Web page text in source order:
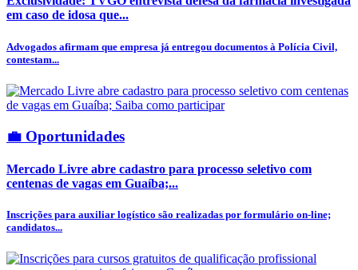
em caso de idosa que...
Advogados afirmam que empresa já entregou documentos à Polícia Civil,
contestam...
💼 Oportunidades
Mercado Livre abre cadastro para processo seletivo com
centenas de vagas em Guaíba;...
Inscrições para auxiliar logístico são realizadas por formulário on-line;
candidatos...